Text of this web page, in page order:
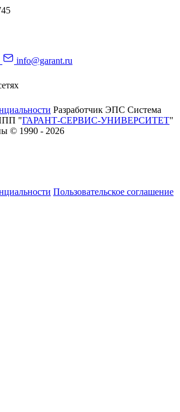
info@garant.ru
Разработчик ЭПС Система
"ГАРАНТ-СЕРВИС-УНИВЕРСИТЕТ"
© 1990 - 2026
Пользовательское соглашение